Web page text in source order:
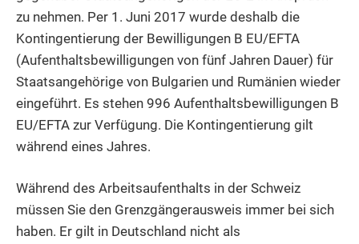
zu nehmen. Per 1. Juni 2017 wurde deshalb die
Kontingentierung der Bewilligungen B EU/EFTA
(Aufenthaltsbewilligungen von fünf Jahren Dauer) für
Staatsangehörige von Bulgarien und Rumänien wieder
eingeführt. Es stehen 996 Aufenthaltsbewilligungen B
EU/EFTA zur Verfügung. Die Kontingentierung gilt
während eines Jahres.
Während des Arbeitsaufenthalts in der Schweiz
müssen Sie den Grenzgängerausweis immer bei sich
haben. Er gilt in Deutschland nicht als